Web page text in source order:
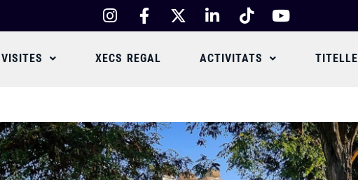
VISITES XECS REGAL ACTIVITATS